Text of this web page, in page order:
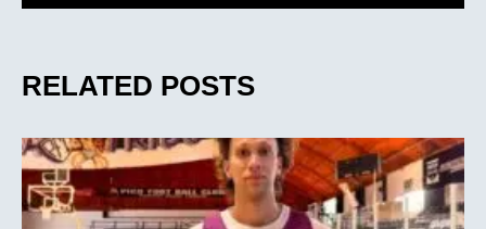
RELATED POSTS